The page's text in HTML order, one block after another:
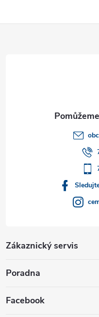
Zákaznický servis
Poradna
Facebook